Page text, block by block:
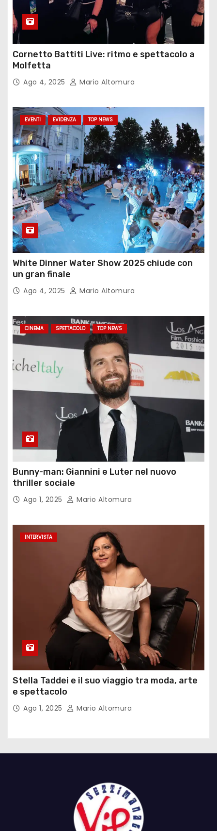
Cornetto Battiti Live: ritmo e spettacolo a
Molfetta
Ago 4, 2025 Mario Altomura
EVENTI EVIDENZA TOP NEWS
White Dinner Water Show 2025 chiude con
un gran finale
Ago 4, 2025 Mario Altomura
CINEMA SPETTACOLO TOP NEWS
Bunny-man: Giannini e Luter nel nuovo
thriller sociale
Ago 1, 2025 Mario Altomura
INTERVISTA
Stella Taddei e il suo viaggio tra moda, arte
e spettacolo
Ago 1, 2025 Mario Altomura